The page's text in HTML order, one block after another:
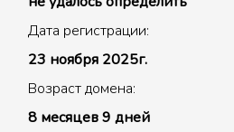
Дата регистрации:
23 ноября 2025г.
Возраст домена:
8 месяцев 9 дней